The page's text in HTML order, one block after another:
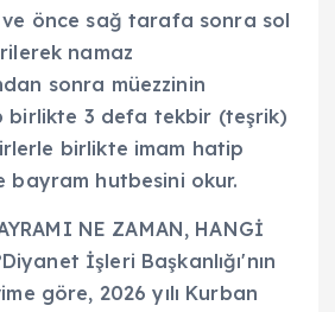
ve önce sağ tarafa sonra sol
namaz
sonra müezzinin
birlikte 3 defa tekbir (teşrik)
birlikte imam hatip
bayram hutbesini okur.
NE ZAMAN, HANGİ
İşleri Başkanlığı'nın
göre, 2026 yılı Kurban